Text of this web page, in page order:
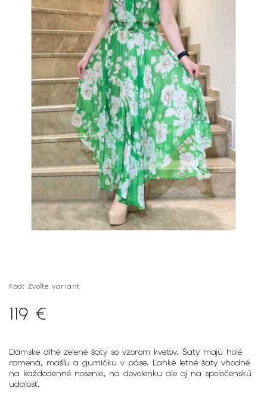
Kód: Zvoľte variant
119 €
Dámske dlhé zelené šaty so vzorom kvetov. Šaty majú holé
ramená, mašľu a gumičku v páse. Ľahké letné šaty vhodné
na každodenné nosenie, na dovolenku ale aj na spoločenskú
udalosť.